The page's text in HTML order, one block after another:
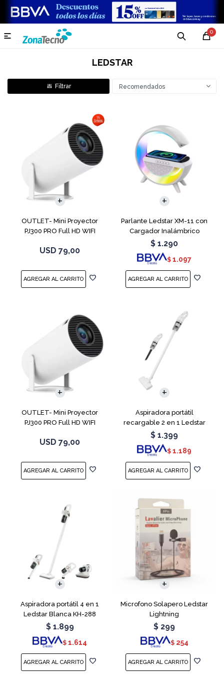
0

LEDSTAR
Recomendados
OUTLET- Mini Proyector
PJ300 PRO Full HD WIFI
USD 79,00
Parlante Ledstar XM-11 con
Cargador Inalámbrico
$ 1.290
$ 1.097
OUTLET- Mini Proyector
PJ300 PRO Full HD WIFI
USD 79,00
Aspiradora portátil
recargable 2 en 1 Ledstar
SR-133
$ 1.399
$ 1.189
Aspiradora portátil 4 en 1
Ledstar Blanca KH-288
$ 1.899
$ 1.614
Microfono Solapero Ledstar
Lightning
$ 299
$ 254